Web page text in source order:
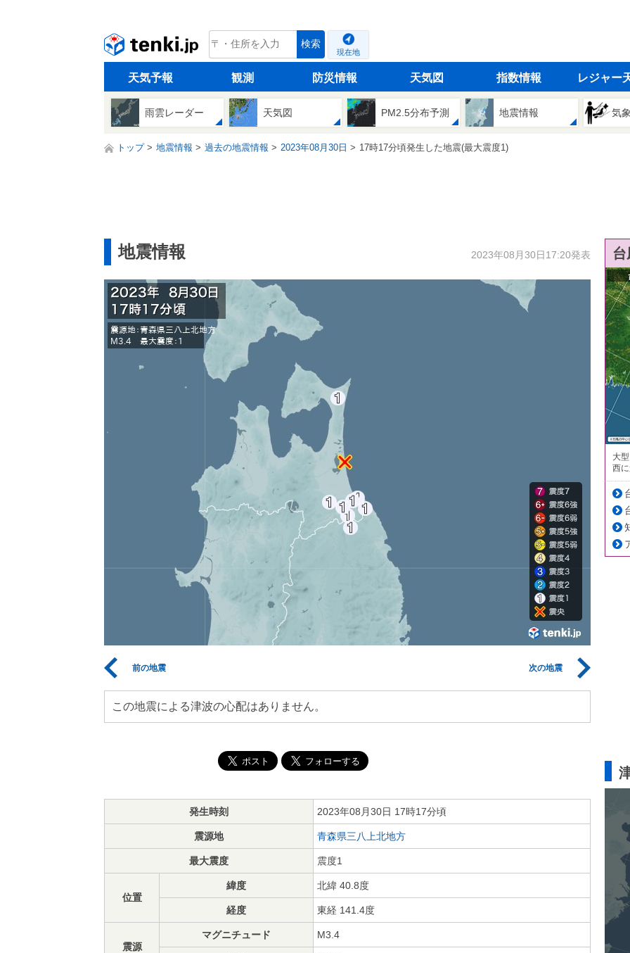
tenki.jp 検索
現在地
天気予報 観測 防災情報 天気図 指数情報 レジャー
雨雲レーダー 天気図 PM2.5分布予測 地震情報 気
トップ 地震情報 過去の地震情報 2023年08月30日 17時17分頃発生した地震(最大震度1)
地震情報 2023年08月30日17:20発表
前の地震 次の地震
この地震による津波の心配はありません。
発生時刻 2023年08月30日 17時17分頃
震源地 青森県三八上北地方
最大震度 震度1
位置
緯度 北緯 40.8度
経度 東経 141.4度
震源
マグニチュード M3.4
大
西